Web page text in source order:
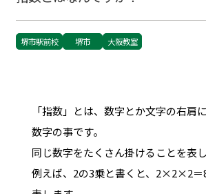
堺市駅前校 堺市 大阪教室
「指数」とは、数字とか文字の右肩
数字の事です。
同じ数字をたくさん掛けることを表し
例えば、2の3乗と書くと、2×2×2＝